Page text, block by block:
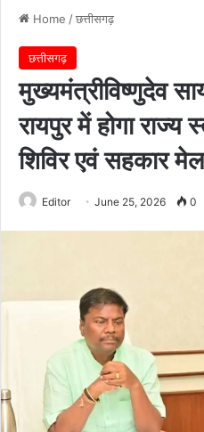
Home /छत्तीसगढ़
छत्तीसगढ़
मुख्यमंत्रीविष्णुदेव
रायपुर में होगा राज्य
शिविर एवं सहकार
Editor June 25, 2026 0